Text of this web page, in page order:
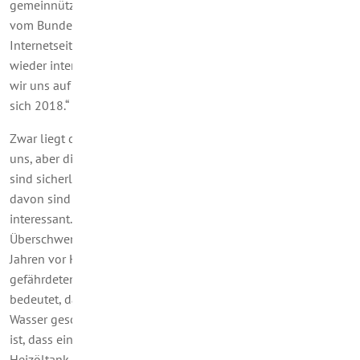
gemeinnützigen Beratungsgesellschaft „co2online mbH“, die
vom Bundesumweltministerium gefördert wird. Auf seiner
Internetseite
wieder interessante Meldungen und Hinweise. Heute berufen
wir uns auf den Artikel „Heizung, Lüftung, Umbau – das ändert
sich 2018.“
Zwar liegt der Jahreswechsel nun schon drei Monate hinter
uns, aber die Neuerungen in den genannten Themenfeldern
sind sicherlich noch nicht allgemein bekannt. Aber einige
davon sind vor allem für Hauseigentümer besonders
interessant. Eine der Neuregelungen ist: Heizöltanks in
Überschwemmungsgebieten müssen innerhalb von fünf
Jahren vor Hochwasser geschützt werden und in weniger
gefährdeten Risikogebieten innerhalb von 15 Jahren. Das
bedeutet, dass entweder der Aufstellraum vor eindringendem
Wasser geschützt werden muss oder der Tank so zu verankern
ist, dass eindringendes Wasser ihn nicht anhebt. Wenn der